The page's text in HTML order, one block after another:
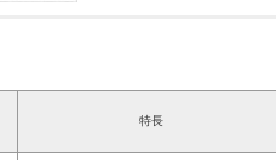
特長